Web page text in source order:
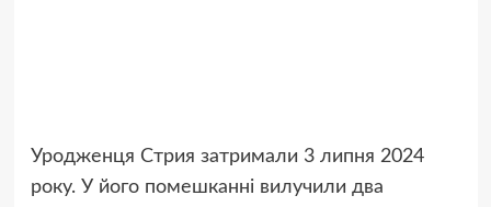
Уродженця Стрия затримали 3 липня 2024
року. У його помешканні вилучили два